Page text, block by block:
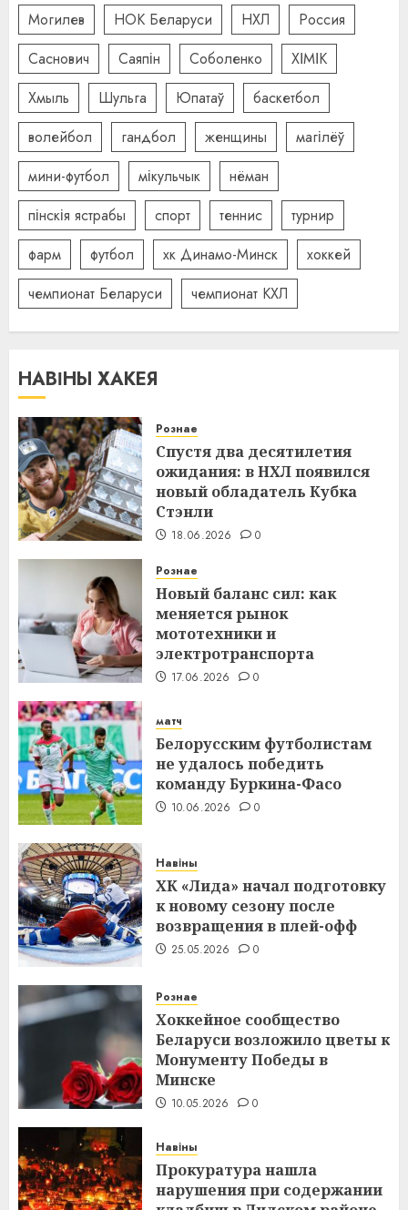
Могилев
НОК Беларуси НХЛ
Россия
Саснович
Саяпін Соболенко
ХІМІК
Хмыль
Шульга Юпатаў
баскетбол
волейбол
гандбол женщины
магілёў
мини-футбол
мікульчык
нёман
пінскія ястрабы
спорт теннис
турнир
фарм
футбол хк Динамо-Минск
хоккей
чемпионат Беларуси
чемпионат КХЛ
НАВІНЫ ХАКЕЯ
Рознае
Спустя два десятилетия
ожидания: в НХЛ появился
новый обладатель Кубка
Стэнли
18.06.2026 0
Рознае
Новый баланс сил: как
меняется рынок
мототехники и
электротранспорта
17.06.2026 0
матч
Белорусским футболистам
не удалось победить
команду Буркина-Фасо
10.06.2026 0
Навіны
ХК «Лида» начал подготовку
к новому сезону после
возвращения в плей-офф
25.05.2026 0
Рознае
Хоккейное сообщество
Беларуси возложило цветы к
Монументу Победы в
Минске
10.05.2026 0
Навіны
Прокуратура нашла
нарушения при содержании